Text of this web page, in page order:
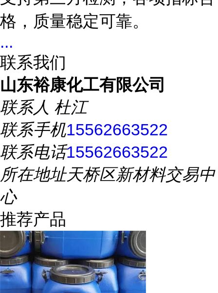
格，质量稳定可靠。
...
联系我们
山东裕康化工有限公司
联系人 杜江
联系手机15562663522
联系电话15562663522
所在地址天桥区新材料交易中
心
推荐产品